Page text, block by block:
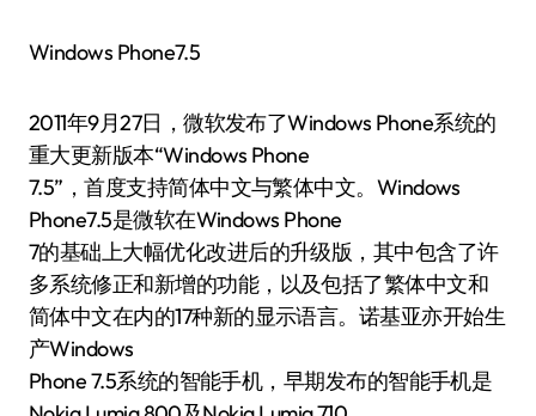
Windows Phone7.5
2011年9月27日，微软发布了Windows Phone系统的
重大更新版本“Windows Phone
7.5”，首度支持简体中文与繁体中文。Windows
Phone7.5是微软在Windows Phone
7的基础上大幅优化改进后的升级版，其中包含了许
多系统修正和新增的功能，以及包括了繁体中文和
简体中文在内的17种新的显示语言。诺基亚亦开始生
产Windows
Phone 7.5系统的智能手机，早期发布的智能手机是